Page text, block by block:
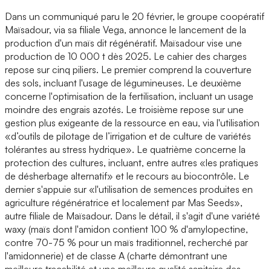
Dans un communiqué paru le 20 février, le groupe coopératif
Maïsadour, via sa filiale Vega, annonce le lancement de la
production d'un maïs dit régénératif. Maïsadour vise une
production de 10 000 t dès 2025. Le cahier des charges
repose sur cinq piliers. Le premier comprend la couverture
des sols, incluant l'usage de légumineuses. Le deuxième
concerne l'optimisation de la fertilisation, incluant un usage
moindre des engrais azotés. Le troisième repose sur une
gestion plus exigeante de la ressource en eau, via l'utilisation
«d’outils de pilotage de l’irrigation et de culture de variétés
tolérantes au stress hydrique». Le quatrième concerne la
protection des cultures, incluant, entre autres «les pratiques
de désherbage alternatif» et le recours au biocontrôle. Le
dernier s'appuie sur «l'utilisation de semences produites en
agriculture régénératrice et localement par Mas Seeds»,
autre filiale de Maïsadour. Dans le détail, il s'agit d'une variété
waxy (maïs dont l'amidon contient 100 % d'amylopectine,
contre 70-75 % pour un maïs traditionnel, recherché par
l'amidonnerie) et de classe A (charte démontrant une